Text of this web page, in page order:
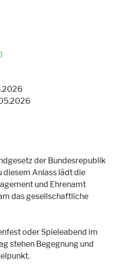
der Bundesrepublik
diesem Anlass lädt die
und Ehrenamt
das gesellschaftliche
oder Spieleabend im
stehen Begegnung und